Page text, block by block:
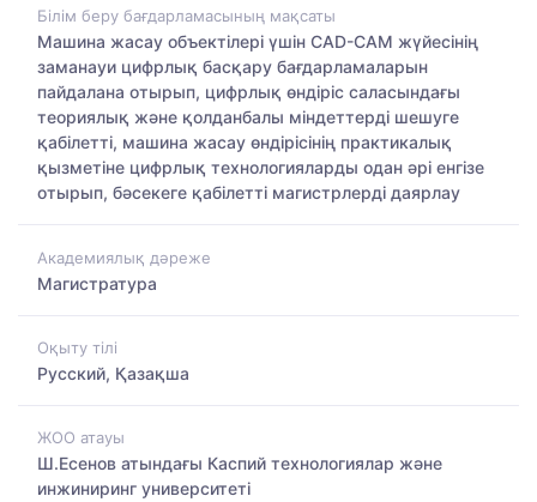
Білім беру бағдарламасының мақсаты
Машина жасау объектілері үшін САD-CAM жүйесінің
заманауи цифрлық басқару бағдарламаларын
пайдалана отырып, цифрлық өндіріс саласындағы
теориялық және қолданбалы міндеттерді шешуге
қабілетті, машина жасау өндірісінің практикалық
қызметіне цифрлық технологияларды одан әрі енгізе
отырып, бәсекеге қабілетті магистрлерді даярлау
Академиялық дәреже
Магистратура
Оқыту тілі
Русский, Қазақша
ЖОО атауы
Ш.Есенов атындағы Каспий технологиялар және
инжиниринг университеті